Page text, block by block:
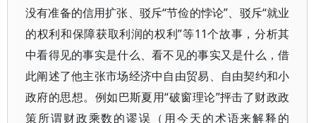
没有准备的信用扩张、驳斥“节俭的悖论”、驳斥“就业
的权利和保障获取利润的权利”等11个故事，分析其
中看得见的事实是什么、看不见的事实又是什么，借
此阐述了他主张市场经济中自由贸易、自由契约和小
政府的思想。例如巴斯夏用“破窗理论”抨击了财政政
策所谓财政乘数的谬误（用今天的术语来解释的